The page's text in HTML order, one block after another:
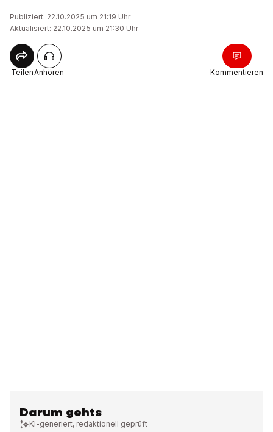
Publiziert: 22.10.2025 um 21:19 Uhr
Aktualisiert: 22.10.2025 um 21:30 Uhr
TeilenAnhören Kommentieren
Darum gehts
KI-generiert, redaktionell geprüft